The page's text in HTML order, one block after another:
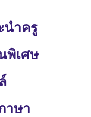
นำครู
พิเศษ
าษา